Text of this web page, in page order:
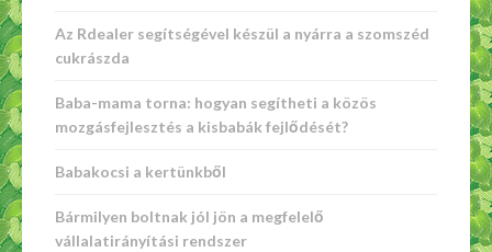
Az Rdealer segítségével készül a nyárra a szomszéd
cukrászda
Baba-mama torna: hogyan segítheti a közös
mozgásfejlesztés a kisbabák fejlődését?
Babakocsi a kertünkből
Bármilyen boltnak jól jön a megfelelő
vállalatirányítási rendszer